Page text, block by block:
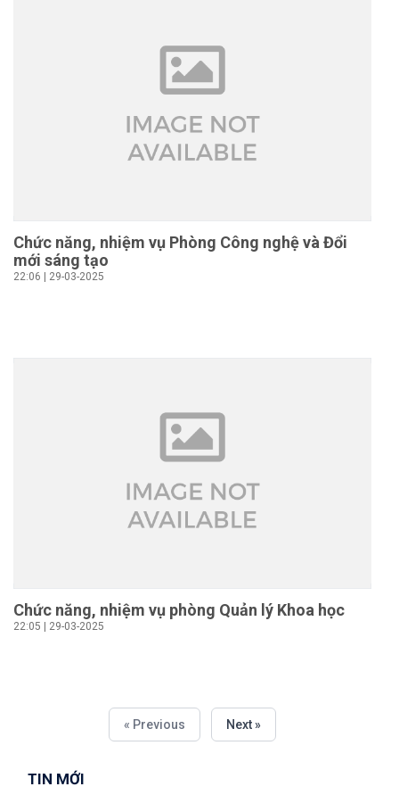
Chức năng, nhiệm vụ Phòng Công nghệ và Đổi
mới sáng tạo
22:06 | 29-03-2025
Chức năng, nhiệm vụ phòng Quản lý Khoa học
22:05 | 29-03-2025
« Previous Next »
TIN MỚI